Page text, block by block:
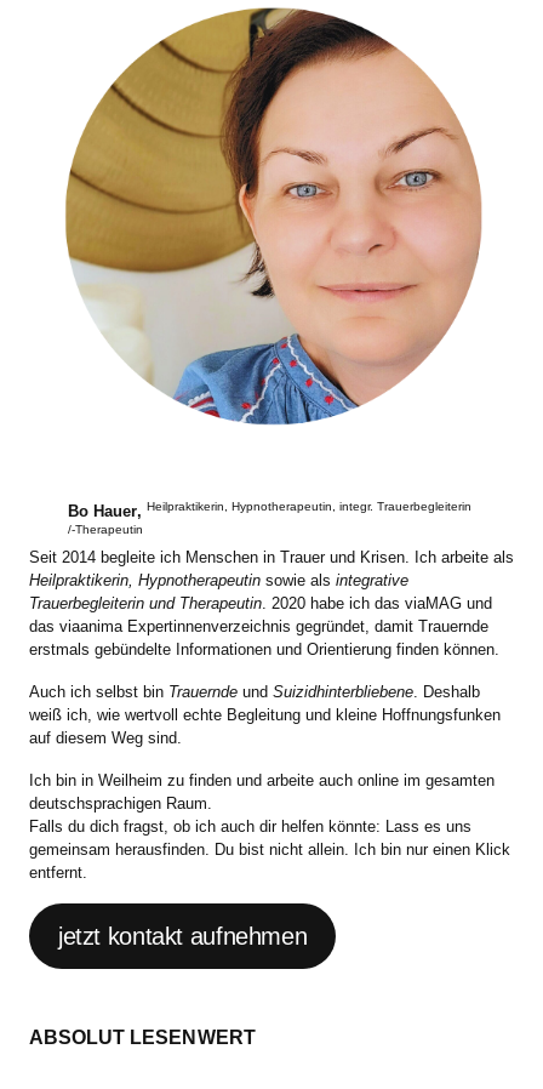
Bo Hauer, Heilpraktikerin, Hypnotherapeutin, integr. Trauerbegleiterin
/-Therapeutin
Seit 2014 begleite ich Menschen in Trauer und Krisen. Ich arbeite als
Heilpraktikerin, Hypnotherapeutin sowie als integrative
Trauerbegleiterin und Therapeutin. 2020 habe ich das viaMAG und
das viaanima Expertinnenverzeichnis gegründet, damit Trauernde
erstmals gebündelte Informationen und Orientierung finden können.
Auch ich selbst bin Trauernde und Suizidhinterbliebene. Deshalb
weiß ich, wie wertvoll echte Begleitung und kleine Hoffnungsfunken
auf diesem Weg sind.
Ich bin in Weilheim zu finden und arbeite auch online im gesamten
deutschsprachigen Raum.
Falls du dich fragst, ob ich auch dir helfen könnte: Lass es uns
gemeinsam herausfinden. Du bist nicht allein. Ich bin nur einen Klick
entfernt.
jetzt kontakt aufnehmen
ABSOLUT LESENWERT